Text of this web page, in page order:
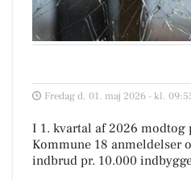
Fredag d. 01. maj 2026 - kl.
I 1. kvartal af 2026
Kommune 18 anmeldelser
indbrud pr. 10.000